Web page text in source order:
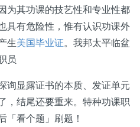
为其功课的技艺性和专业性都
具有危险性，惟有认识功课外
生美国毕业证。我邦太平临盆
员
显露证书的本质、发证单元
，结尾还要重来。特种功课职
「看个题」刷题！